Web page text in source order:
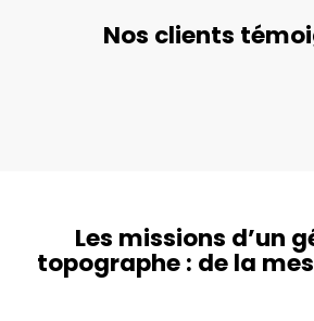
Nos clients
Les missions d’un
topographe : de la